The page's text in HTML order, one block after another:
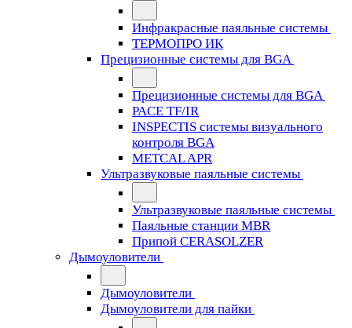
Инфракрасные паяльные системы
ТЕРМОПРО ИК
Прецизионные системы для BGA
Прецизионные системы для BGA
PACE TF/IR
INSPECTIS системы визуального
контроля BGA
METCAL APR
Ультразвуковые паяльные системы
Ультразвуковые паяльные системы
Паяльные станции MBR
Припой CERASOLZER
Дымоуловители
Дымоуловители
Дымоуловители для пайки